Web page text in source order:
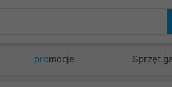
promocje Sprzęt